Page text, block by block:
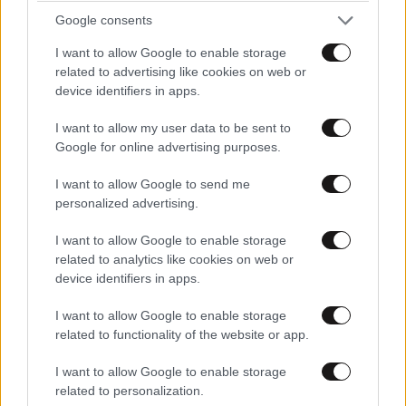
Google consents
I want to allow Google to enable storage
related to advertising like cookies on web or
device identifiers in apps.
I want to allow my user data to be sent to
Google for online advertising purposes.
I want to allow Google to send me
personalized advertising.
I want to allow Google to enable storage
related to analytics like cookies on web or
device identifiers in apps.
I want to allow Google to enable storage
related to functionality of the website or app.
I want to allow Google to enable storage
related to personalization.
επιχειρήσεις και ερευνητικές ομάδες/spin-off για
μεγαλύτερο διάστημα από τον καθιερωμένο ετήσιο
κύκλο επιτάχυνσης.
Να σημειωθεί πως στο πλαίσιο της Ημερίδας,
Corallia
Ventures
Management και της
egg
την αμοιβαία αξιοποίηση υποδομών, υπηρεσιών,
εμπειριών και καλών πρακτικών στην καινοτομία και
στην επιχειρηματικότητα σε κοινούς τομείς
ενδιαφέροντος.
grow go τα αποτελέσματα είναι σημαντικά και
1.600 νέοι επιχειρηματίεςεντάχθηκαν στις
πλατφόρμες του egg, με360 προσλήψεις